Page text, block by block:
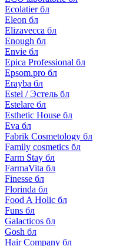
Ecolatier бл
Eleon бл
Elizavecca бл
Enough бл
Envie бл
Epica Professional бл
Epsom.pro бл
Erayba бл
Estel / Эстель бл
Estelare бл
Esthetic House бл
Eva бл
Fabrik Cosmetology бл
Family cosmetics бл
Farm Stay бл
FarmaVita бл
Finesse бл
Florinda бл
Food A Holic бл
Funs бл
Galacticos бл
Gosh бл
Hair Company бл